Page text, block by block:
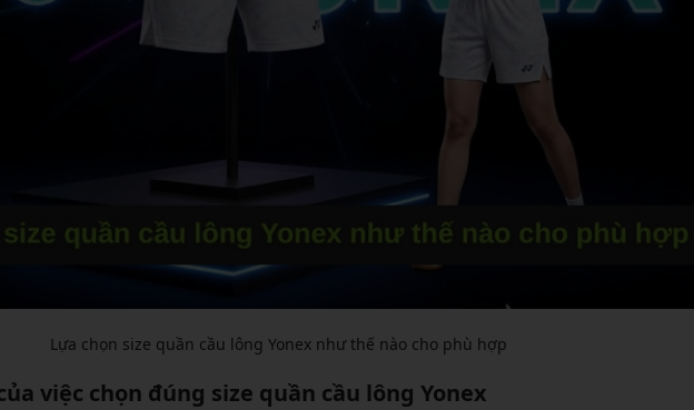
Lựa chọn size quần cầu lông Yonex như thế nào cho phù hợp
việc chọn đúng size quần cầu lông Yonex